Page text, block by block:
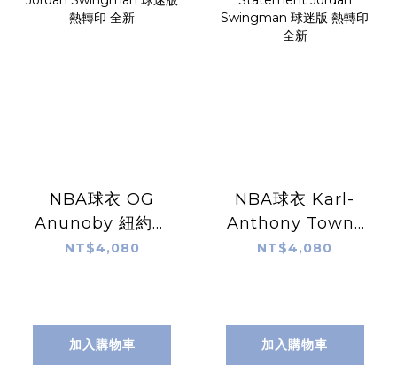
NBA球衣 OG
Anunoby 紐約尼
克黑 Statement
NT$4,080
加入購物車
NBA球衣 Karl-
Anthony Towns
紐約尼克黑
版 熱轉印 全新
NT$4,080
加入購物車